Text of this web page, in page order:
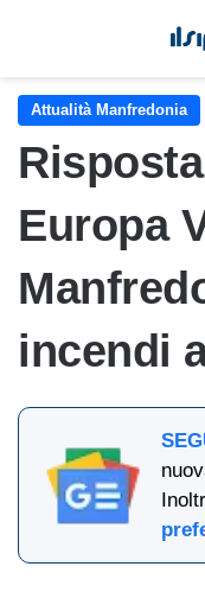
Attualità Manfredonia
Europa
incendi